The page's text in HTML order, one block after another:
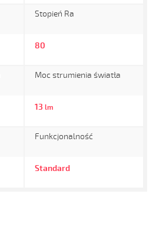
Stopień Ra
80
Moc strumienia światła
13 lm
Funkcjonalność
Standard